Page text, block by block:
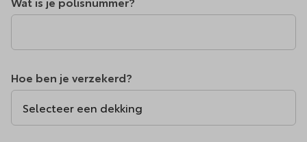
Hoe ben je verzekerd?